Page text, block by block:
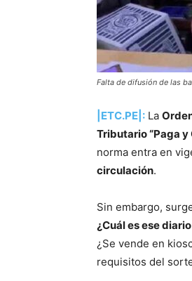
Falta de difusión de las
|ETC.PE|: La
Tributario “Paga
norma entra en
circulación.
Sin embargo,
¿Cuál es ese
¿Se vende en
requisitos del